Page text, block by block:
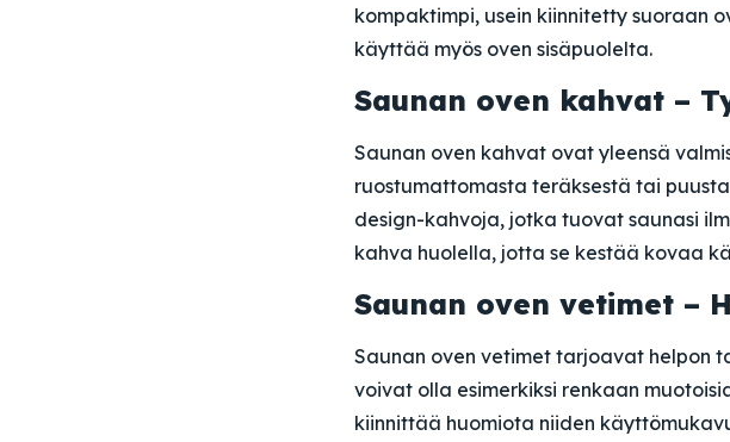
kompaktimpi, usein kiinnitetty suoraan
käyttää myös oven sisäpuolelta.
Saunan oven kahvat –
Saunan oven kahvat ovat yleensä
ruostumattomasta teräksestä tai
design-kahvoja, jotka tuovat saunasi
kahva huolella, jotta se kestää kovaa
Saunan oven vetimet –
Saunan oven vetimet tarjoavat helpon
voivat olla esimerkiksi renkaan
kiinnittää huomiota niiden